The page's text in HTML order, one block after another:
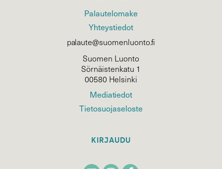
Palautelomake
Yhteystiedot
palaute@suomenluonto.fi
Suomen Luonto
Sörnäistenkatu 1
00580 Helsinki
Mediatiedot
Tietosuojaseloste
KIRJAUDU